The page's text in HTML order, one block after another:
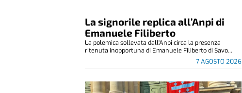
La signorile replica all’Anpi di
Emanuele Filiberto
7 AGOSTO 2026
La polemica sollevata dall'Anpi circa la presenza
ritenuta inopportuna di Emanuele Filiberto di Savo...